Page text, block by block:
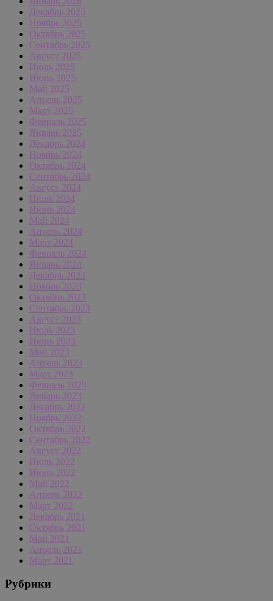
Декабрь 2025
Ноябрь 2025
Октябрь 2025
Сентябрь 2025
Август 2025
Июль 2025
Июнь 2025
Май 2025
Апрель 2025
Март 2025
Февраль 2025
Январь 2025
Декабрь 2024
Ноябрь 2024
Октябрь 2024
Сентябрь 2024
Август 2024
Июль 2024
Июнь 2024
Май 2024
Апрель 2024
Март 2024
Февраль 2024
Январь 2024
Декабрь 2023
Ноябрь 2023
Октябрь 2023
Сентябрь 2023
Август 2023
Июль 2023
Июнь 2023
Май 2023
Апрель 2023
Март 2023
Февраль 2023
Январь 2023
Декабрь 2022
Ноябрь 2022
Октябрь 2022
Сентябрь 2022
Август 2022
Июль 2022
Июнь 2022
Май 2022
Апрель 2022
Март 2022
Декабрь 2021
Октябрь 2021
Май 2021
Апрель 2021
Март 2021
Рубрики